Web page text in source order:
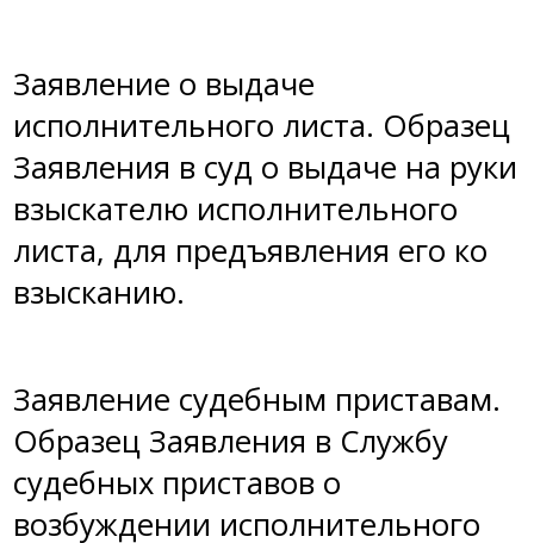
Заявление о выдаче
исполнительного листа. Образец
Заявления в суд о выдаче на руки
взыскателю исполнительного
листа, для предъявления его ко
взысканию.
Заявление судебным приставам.
Образец Заявления в Службу
судебных приставов о
возбуждении исполнительного